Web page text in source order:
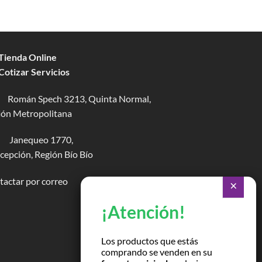
Online
Servicios
Román Spech 3213, Quinta Normal,
Metropolitana
Janequeo 1770,
Región Bío Bío
por correo
Los productos que estás
comprando se venden en su